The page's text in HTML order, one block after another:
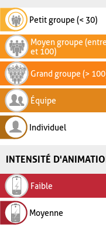
Petit groupe (< 30)
Moyen groupe
et 100)
Grand groupe (>
Équipe
Individuel
INTENSITÉ
Faible
Moyenne